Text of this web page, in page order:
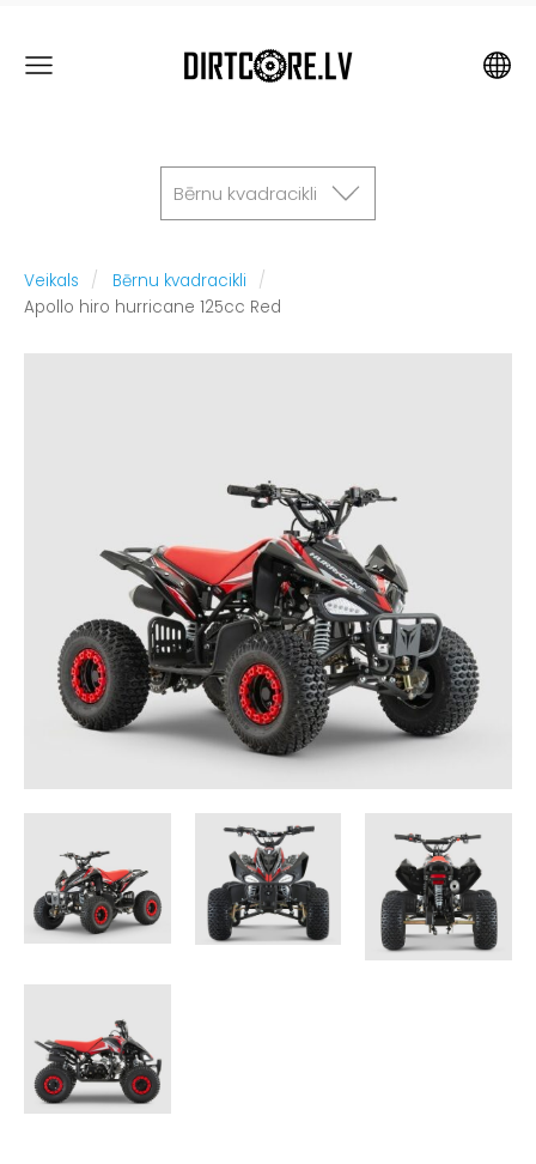
Bērnu kvadracikli
Veikals
Bērnu kvadracikli
Apollo hiro hurricane 125cc Red